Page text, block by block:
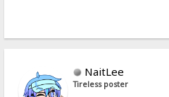
NaitLee
Tireless poster